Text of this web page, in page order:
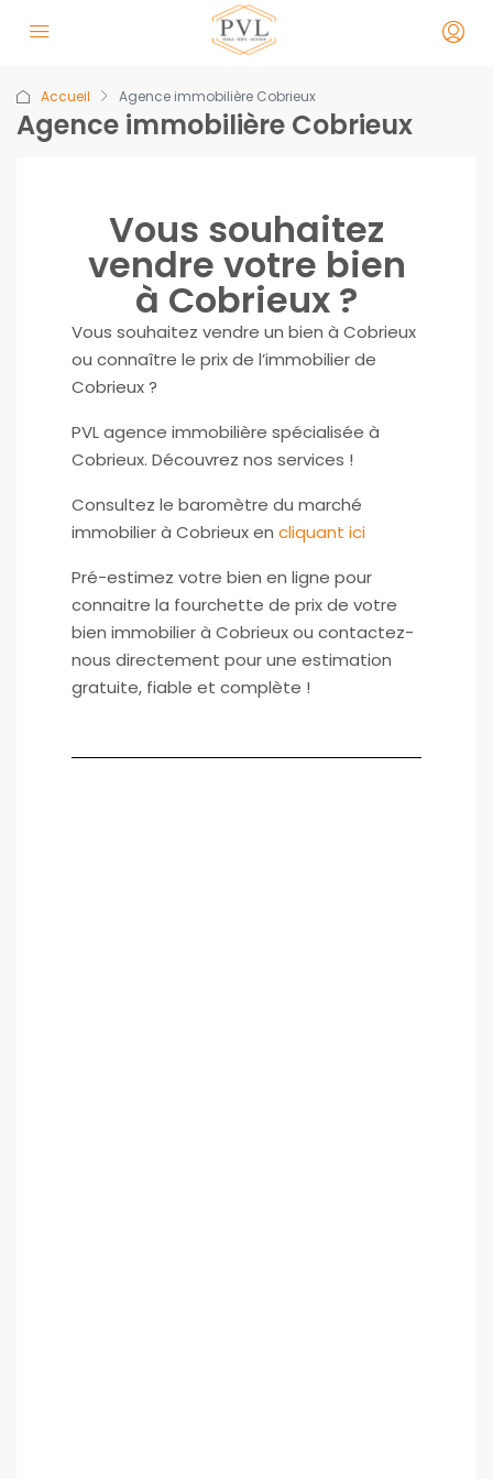
Accueil Agence immobilière Cobrieux
Agence immobilière Cobrieux
Vous souhaitez
vendre votre bien
à Cobrieux ?
Vous souhaitez vendre un bien à Cobrieux
ou connaître le prix de l’immobilier de
Cobrieux ?
PVL agence immobilière spécialisée à
Cobrieux. Découvrez nos services !
Consultez le baromètre du marché
immobilier à Cobrieux en cliquant ici
Pré-estimez votre bien en ligne pour
connaitre la fourchette de prix de votre
bien immobilier à Cobrieux ou contactez-
nous directement pour une estimation
gratuite, fiable et complète !